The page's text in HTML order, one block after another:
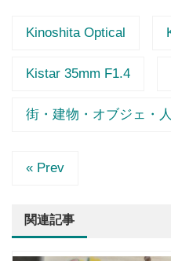
Kinoshita Optical
Kistar 35mm F1.4
街・建物・オブジェ・
« Prev
関連記事